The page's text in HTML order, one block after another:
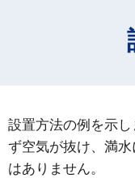
設置方法の例を示
ず空気が抜け、満
はありません。